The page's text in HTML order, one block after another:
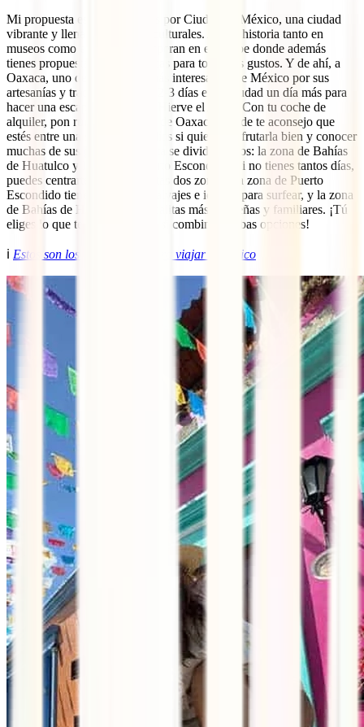
Mi propuesta es que empieces por Ciudad de México, una ciudad
vibrante y llena de opciones culturales. Arte e historia tanto en
museos como en la calle te esperan en esta urbe donde además
tienes propuestas gastronómicas para todos los gustos. Y de ahí, a
Oaxaca, uno de los estados más interesantes de México por sus
artesanías y tradiciones. Pasa 2-3 días en la ciudad un día más para
hacer una escapada a Mitla y Hierve el Agua. Con tu coche de
alquiler, pon rumbo a la costa de Oaxaca, donde te aconsejo que
estés entre una semana y 10 días si quieres disfrutarla bien y conocer
muchas de sus playas. La costa se divide en dos: la zona de Bahías
de Huatulco y la zona de Puerto Escondido. Si no tienes tantos días,
puedes centrarte en una de estas dos zonas. La zona de Puerto
Escondido tiene playas más salvajes e ideales para surfear, y la zona
de Bahías de Huatulco tiene calitas más pequeñas y familiares. ¡Tú
eliges lo que te apetece más o si combinas ambas opciones!
ℹ️ Estos son los documentos para viajar a México